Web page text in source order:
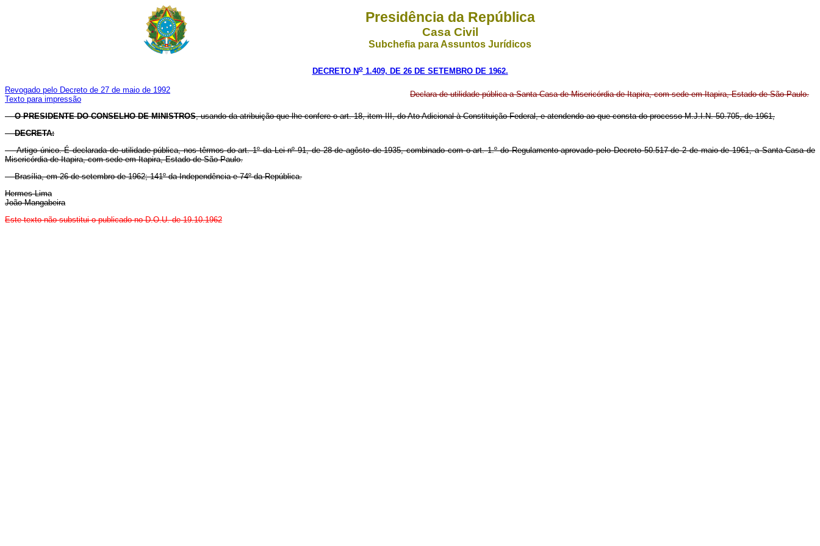
Presidência da República
Casa Civil
Subchefia para Assuntos Jurídicos
DECRETO No1.409, DE 26 DE SETEMBRO DE 1962.
Revogado pelo Decreto de 27 de maio de 1992
Texto para impressão
Declara de utilidade pública a Santa Casa de Misericórdia de Itapira, com sede em Itapira, Estado de São Paulo.
O PRESIDENTE DO CONSELHO DE MINISTROS, usando da atribuição que lhe confere o art. 18, item III, do Ato Adicional à Constituição Federal, e atendendo ao que consta do processo M.J.I.N. 50.705, de 1961,
DECRETA:
Artigo único. É declarada de utilidade pública, nos têrmos do art. 1º da Lei nº 91, de 28 de agôsto de 1935, combinado com o art. 1.º do Regulamento aprovado pelo Decreto 50.517 de 2 de maio de 1961, a Santa Casa de
Misericórdia de Itapira, com sede em Itapira, Estado de São Paulo.
Brasília, em 26 de setembro de 1962; 141º da Independência e 74º da República.
Hermes Lima
João Mangabeira
Este texto não substitui o publicado no D.O.U. de 19.10.1962